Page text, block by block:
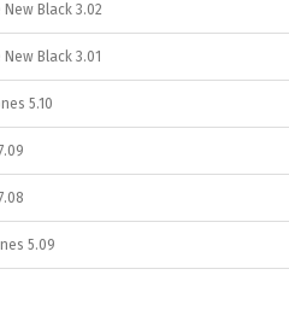
Black 3.02
Black 3.01
5.10
5.09